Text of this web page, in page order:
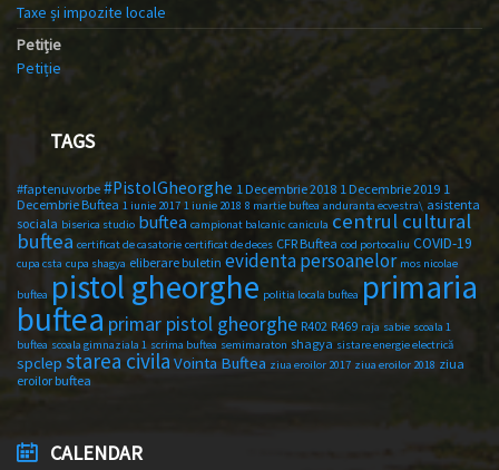
Taxe și impozite locale
Petiție
Petiție
TAGS
#faptenuvorbe #PistolGheorghe 1 Decembrie 2018 1 Decembrie 2019 1
Decembrie Buftea 1 iunie 2017 1 iunie 2018 8 martie buftea anduranta ecvestra\ asistenta
sociala biserica studio buftea campionat balcanic canicula centrul cultural
buftea certificat de casatorie certificat de deces CFR Buftea cod portocaliu COVID-19
cupa csta cupa shagya eliberare buletin evidenta persoanelor mos nicolae
buftea pistol gheorghe politia locala buftea primaria
buftea primar pistol gheorghe R402 R469 raja sabie scoala 1
buftea scoala gimnaziala 1 scrima buftea semimaraton shagya sistare energie electrică
spclep starea civila Vointa Buftea ziua eroilor 2017 ziua eroilor 2018 ziua
eroilor buftea
CALENDAR